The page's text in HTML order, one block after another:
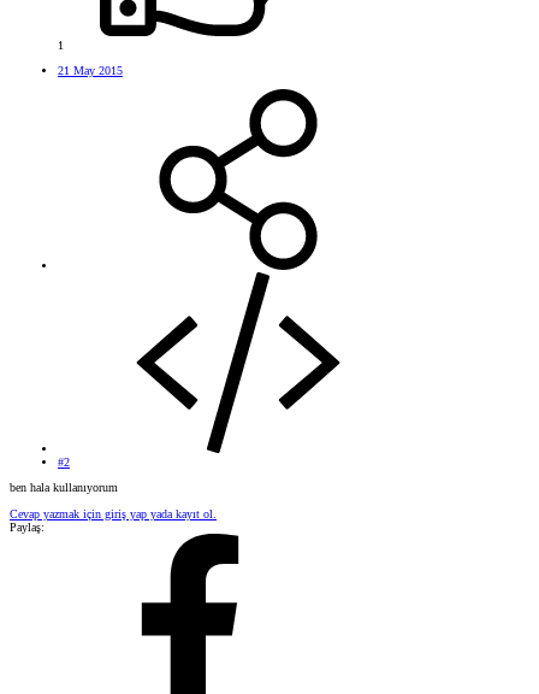
1
21 May 2015
#2
ben hala kullanıyorum
Cevap yazmak için giriş yap yada kayıt ol.
Paylaş: